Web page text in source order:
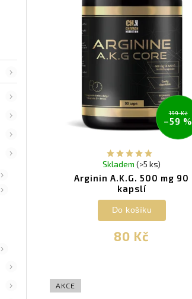
199 Kč
–59 %
Arginin A.K.G. 500 mg 90
kapslí
Skladem(>5 ks)
80 Kč
Do košíku
AKCE